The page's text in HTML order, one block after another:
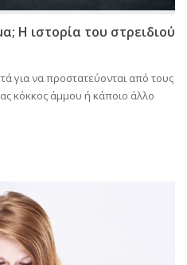
Η ιστορία του στρειδιού
για να προστατεύονται από τους
κόκκος άμμου ή κάποιο άλλο